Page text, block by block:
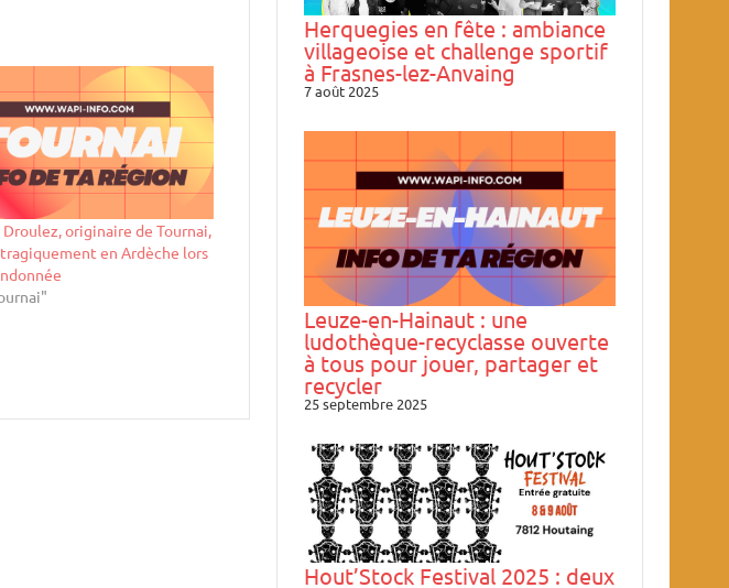
originaire de Tournai,
en Ardèche lors
Herquegies en fête : ambiance
villageoise et challenge sportif
à Frasnes-lez-Anvaing
7 août 2025
Leuze-en-Hainaut : une
ludothèque-recyclasse ouverte
à tous pour jouer, partager et
recycler
25 septembre 2025
Hout’Stock Festival 2025 : deux